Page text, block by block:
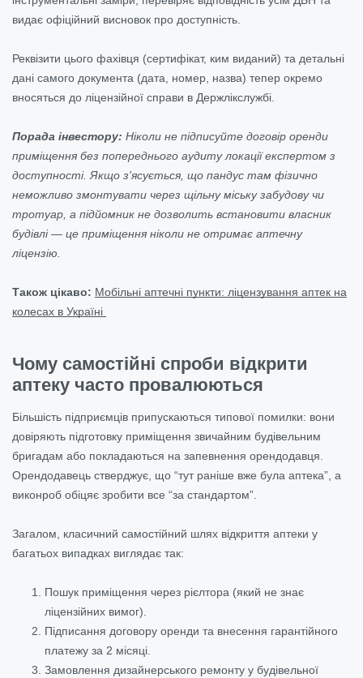
видає офіційний висновок про доступність.
Реквізити цього фахівця (сертифікат, ким виданий) та детальні
дані самого документа (дата, номер, назва) тепер окремо
вносяться до ліцензійної справи в Держлікслужбі.
Порада інвестору: Ніколи не підписуйте договір оренди
приміщення без попереднього аудиту локації експертом з
доступності. Якщо з'ясується, що пандус там фізично
неможливо змонтувати через щільну міську забудову чи
тротуар, а підйомник не дозволить встановити власник
будівлі — це приміщення ніколи не отримає аптечну
ліцензію.
Також цікаво: Мобільні аптечні пункти: ліцензування аптек на
колесах в Україні
Чому самостійні спроби відкрити
аптеку часто провалюються
Більшість підприємців припускаються типової помилки: вони
довіряють підготовку приміщення звичайним будівельним
бригадам або покладаються на запевнення орендодавця.
Орендодавець стверджує, що “тут раніше вже була аптека”, а
виконроб обіцяє зробити все “за стандартом”.
Загалом, класичний самостійний шлях відкриття аптеки у
багатьох випадках виглядає так:
Пошук приміщення через рієлтора (який не знає
ліцензійних вимог).
Підписання договору оренди та внесення гарантійного
платежу за 2 місяці.
Замовлення дизайнерського ремонту у будівельної